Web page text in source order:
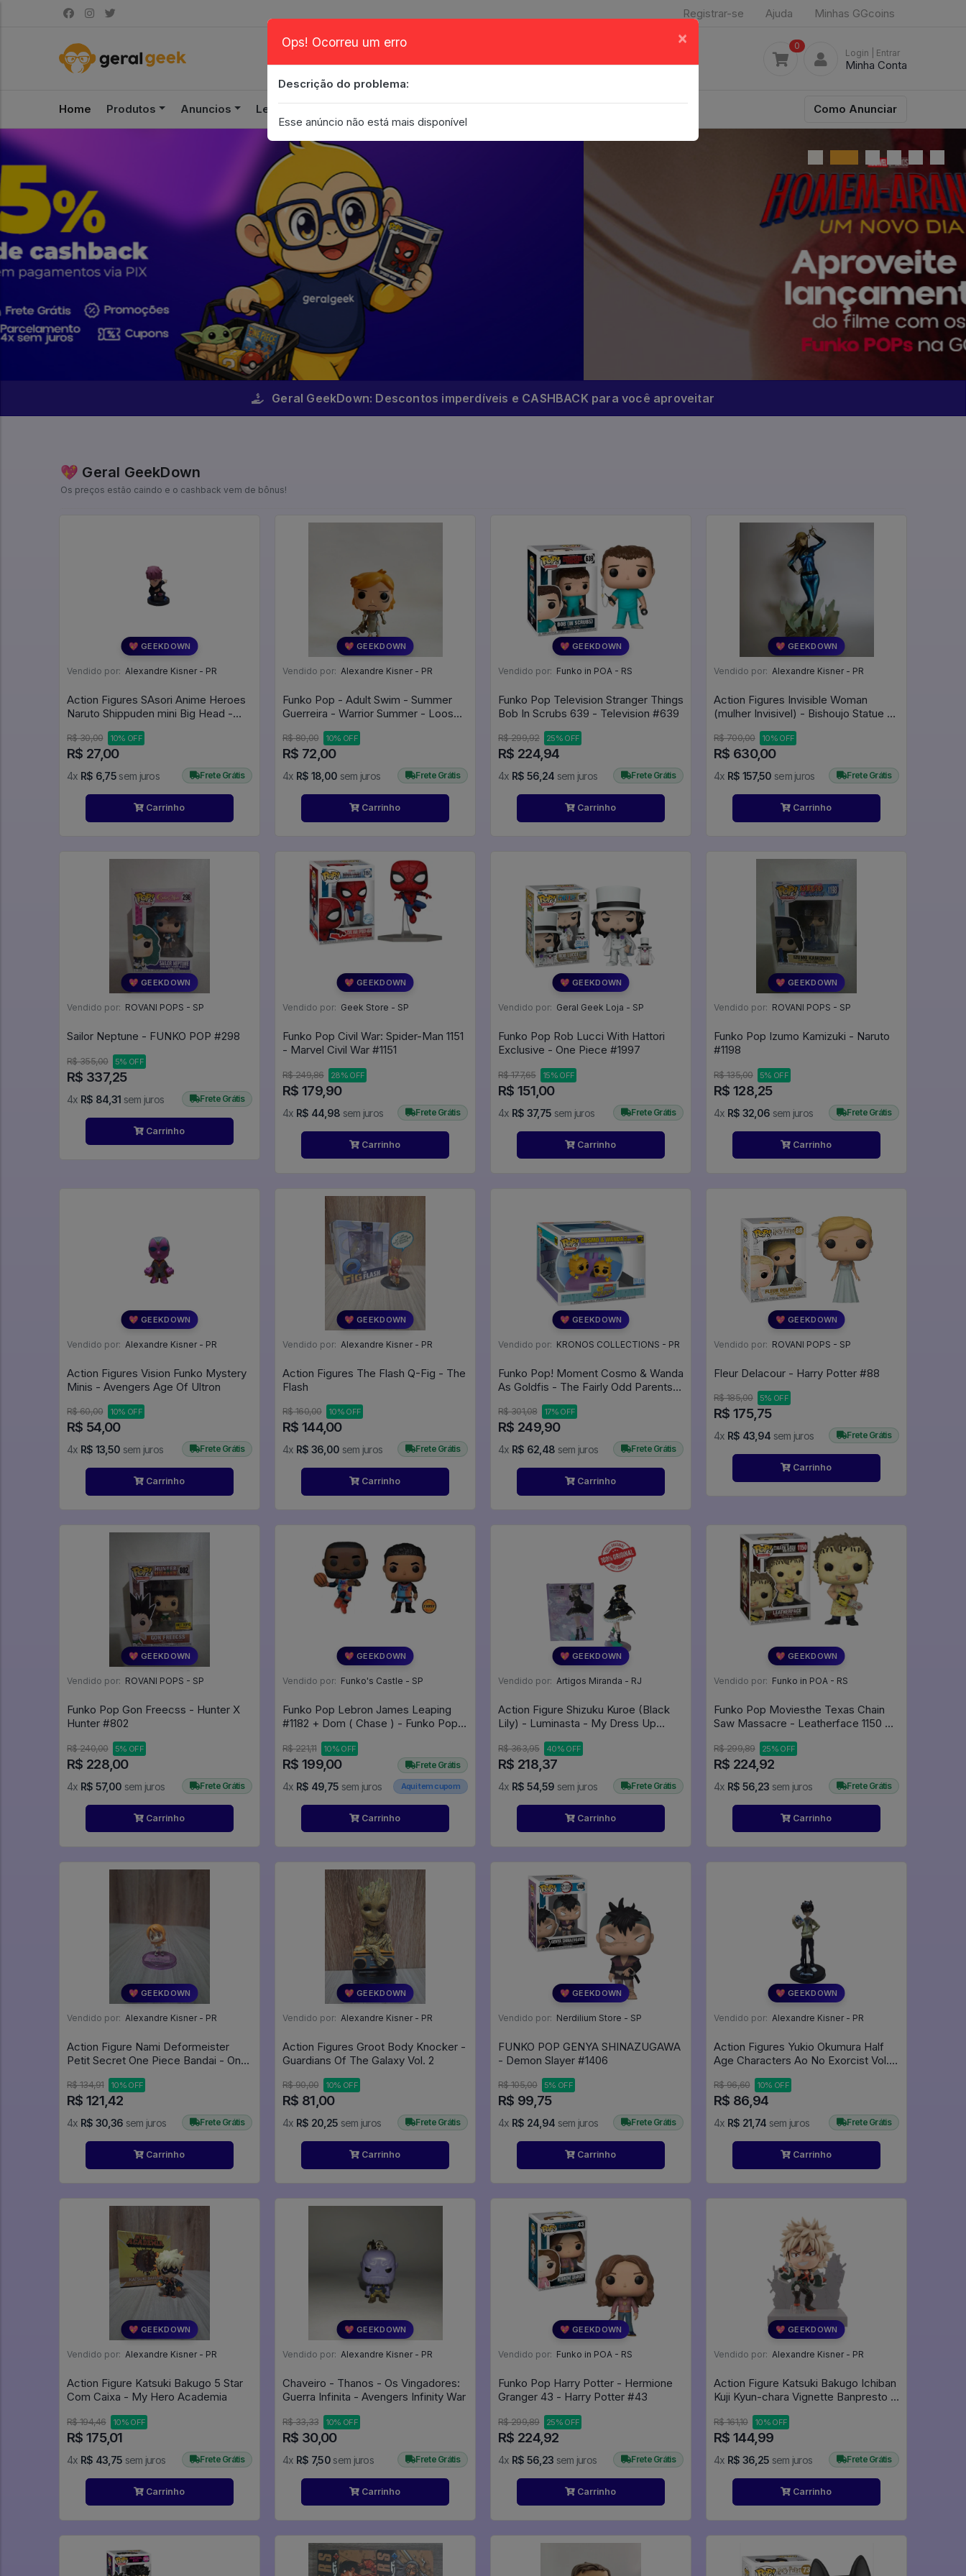
Registrar-se Ajuda Minhas GGcoins
0
Login | Entrar
Minha Conta
Home Produtos Anuncios Leilão Como Anunciar
Geral GeekDown: Descontos imperdíveis e CASHBACK para você aproveitar
💖 Geral GeekDown
Os preços estão caindo e o cashback vem de bônus!
💖 GEEKDOWN
Vendido por: Alexandre Kisner - PR
Action Figures SAsori Anime Heroes
Naruto Shippuden mini Big Head -
R$ 30,00 10% OFF
R$ 27,00
4x R$ 6,75 sem juros Frete Grátis
Carrinho
💖 GEEKDOWN
Vendido por: Alexandre Kisner - PR
Funko Pop - Adult Swim - Summer
Guerreira - Warrior Summer - Loose
R$ 80,00 10% OFF
R$ 72,00
4x R$ 18,00 sem juros Frete Grátis
Carrinho
💖 GEEKDOWN
Vendido por: Funko in POA - RS
Funko Pop Television Stranger Things
Bob In Scrubs 639 - Television #639
R$ 299,92 25% OFF
R$ 224,94
4x R$ 56,24 sem juros Frete Grátis
Carrinho
💖 GEEKDOWN
Vendido por: Alexandre Kisner - PR
Action Figures Invisible Woman
(mulher Invisivel) - Bishoujo Statue -
- Marvel Bishoujo Collection
R$ 700,00 10% OFF
R$ 630,00
4x R$ 157,50 sem juros Frete Grátis
Carrinho
💖 GEEKDOWN
Vendido por: ROVANI POPS - SP
Sailor Neptune - FUNKO POP #298
R$ 355,00 5% OFF
R$ 337,25
4x R$ 84,31 sem juros Frete Grátis
Carrinho
💖 GEEKDOWN
Vendido por: Geek Store - SP
Funko Pop Civil War: Spider-Man 1151
- Marvel Civil War #1151
R$ 249,86 28% OFF
R$ 179,90
4x R$ 44,98 sem juros Frete Grátis
Carrinho
💖 GEEKDOWN
Vendido por: Geral Geek Loja - SP
Funko Pop Rob Lucci With Hattori
Exclusive - One Piece #1997
R$ 177,65 15% OFF
R$ 151,00
4x R$ 37,75 sem juros Frete Grátis
Carrinho
💖 GEEKDOWN
Vendido por: ROVANI POPS - SP
Funko Pop Izumo Kamizuki - Naruto
#1198
R$ 135,00 5% OFF
R$ 128,25
4x R$ 32,06 sem juros Frete Grátis
Carrinho
💖 GEEKDOWN
Vendido por: Alexandre Kisner - PR
Action Figures Vision Funko Mystery
Minis - Avengers Age Of Ultron
R$ 60,00 10% OFF
R$ 54,00
4x R$ 13,50 sem juros Frete Grátis
Carrinho
💖 GEEKDOWN
Vendido por: Alexandre Kisner - PR
Action Figures The Flash Q-Fig - The
Flash
R$ 160,00 10% OFF
R$ 144,00
4x R$ 36,00 sem juros Frete Grátis
Carrinho
💖 GEEKDOWN
Vendido por: KRONOS COLLECTIONS - PR
Funko Pop! Moment Cosmo & Wanda
As Goldfis - The Fairly Odd Parents
R$ 301,08 17% OFF
R$ 249,90
4x R$ 62,48 sem juros Frete Grátis
Carrinho
💖 GEEKDOWN
Vendido por: ROVANI POPS - SP
Fleur Delacour - Harry Potter #88
R$ 185,00 5% OFF
R$ 175,75
4x R$ 43,94 sem juros Frete Grátis
Carrinho
💖 GEEKDOWN
Vendido por: ROVANI POPS - SP
Funko Pop Gon Freecss - Hunter X
Hunter #802
R$ 240,00 5% OFF
R$ 228,00
4x R$ 57,00 sem juros Frete Grátis
Carrinho
💖 GEEKDOWN
Vendido por: Funko's Castle - SP
Funko Pop Lebron James Leaping
#1182 + Dom ( Chase ) - Funko Pop
R$ 221,11 10% OFF
R$ 199,00
4x R$ 49,75 sem juros
Frete Grátis
Aqui tem cupom
Carrinho
💖 GEEKDOWN
Vendido por: Artigos Miranda - RJ
Action Figure Shizuku Kuroe (Black
Lily) - Luminasta - My Dress Up
R$ 363,95 40% OFF
R$ 218,37
4x R$ 54,59 sem juros Frete Grátis
Carrinho
💖 GEEKDOWN
Vendido por: Funko in POA - RS
Funko Pop Moviesthe Texas Chain
Saw Massacre - Leatherface 1150 O
R$ 299,89 25% OFF
R$ 224,92
4x R$ 56,23 sem juros Frete Grátis
Carrinho
💖 GEEKDOWN
Vendido por: Alexandre Kisner - PR
Action Figure Nami Deformeister
Petit Secret One Piece Bandai - One
R$ 134,91 10% OFF
R$ 121,42
4x R$ 30,36 sem juros Frete Grátis
Carrinho
💖 GEEKDOWN
Vendido por: Alexandre Kisner - PR
Action Figures Groot Body Knocker -
Guardians Of The Galaxy Vol. 2
R$ 90,00 10% OFF
R$ 81,00
4x R$ 20,25 sem juros Frete Grátis
Carrinho
💖 GEEKDOWN
Vendido por: Nerdilium Store - SP
FUNKO POP GENYA SHINAZUGAWA
- Demon Slayer #1406
R$ 105,00 5% OFF
R$ 99,75
4x R$ 24,94 sem juros Frete Grátis
Carrinho
💖 GEEKDOWN
Vendido por: Alexandre Kisner - PR
Action Figures Yukio Okumura Half
Age Characters Ao No Exorcist Vol. 2
R$ 96,60 10% OFF
R$ 86,94
4x R$ 21,74 sem juros Frete Grátis
Carrinho
💖 GEEKDOWN
Vendido por: Alexandre Kisner - PR
Action Figure Katsuki Bakugo 5 Star
Com Caixa - My Hero Academia
R$ 194,46 10% OFF
R$ 175,01
4x R$ 43,75 sem juros Frete Grátis
Carrinho
💖 GEEKDOWN
Vendido por: Alexandre Kisner - PR
Chaveiro - Thanos - Os Vingadores:
Guerra Infinita - Avengers Infinity War
R$ 33,33 10% OFF
R$ 30,00
4x R$ 7,50 sem juros Frete Grátis
Carrinho
💖 GEEKDOWN
Vendido por: Funko in POA - RS
Funko Pop Harry Potter - Hermione
Granger 43 - Harry Potter #43
R$ 299,89 25% OFF
R$ 224,92
4x R$ 56,23 sem juros Frete Grátis
Carrinho
💖 GEEKDOWN
Vendido por: Alexandre Kisner - PR
Action Figure Katsuki Bakugo Ichiban
Kuji Kyun-chara Vignette Banpresto -
R$ 161,10 10% OFF
R$ 144,99
4x R$ 36,25 sem juros Frete Grátis
Carrinho
Ops! Ocorreu um erro ×
Descrição do problema:
Esse anúncio não está mais disponível